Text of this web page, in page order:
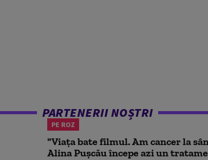
PARTENERII NOȘTRI
PE ROZ
"Viața bate filmul. Am cancer la
Alina Pușcău începe azi un